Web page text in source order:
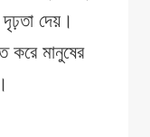
দৃঢ়তা দেয়।
করে মানুষের